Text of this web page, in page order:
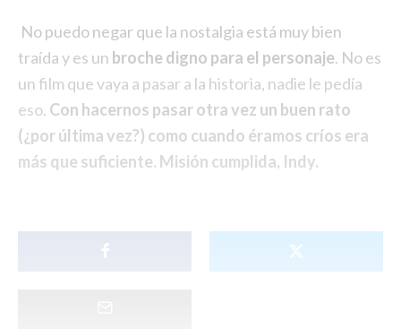
No puedo negar que la nostalgia está muy bien
traída y es un broche digno para el personaje. No es
un film que vaya a pasar a la historia, nadie le pedía
eso. Con hacernos pasar otra vez un buen rato
(¿por última vez?) como cuando éramos críos era
más que suficiente. Misión cumplida, Indy.